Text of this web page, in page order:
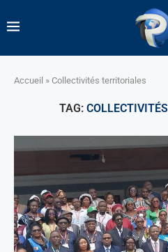
Accueil » Collectivités territoriales
TAG: